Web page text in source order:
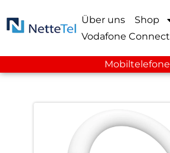
Über uns Shop
Vodafone Connect
Mobiltelefone